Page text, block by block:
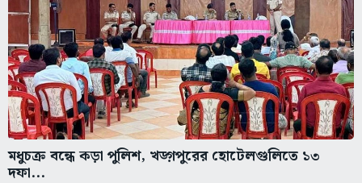
মধুচক্র বন্ধে কড়া পুলিশ, খড়্গপুরের হোটেলগুলিতে ১৩
দফা...